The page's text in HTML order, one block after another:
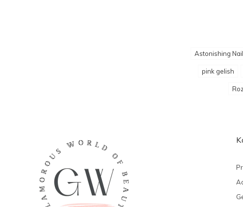
Astonishing
pink gelish